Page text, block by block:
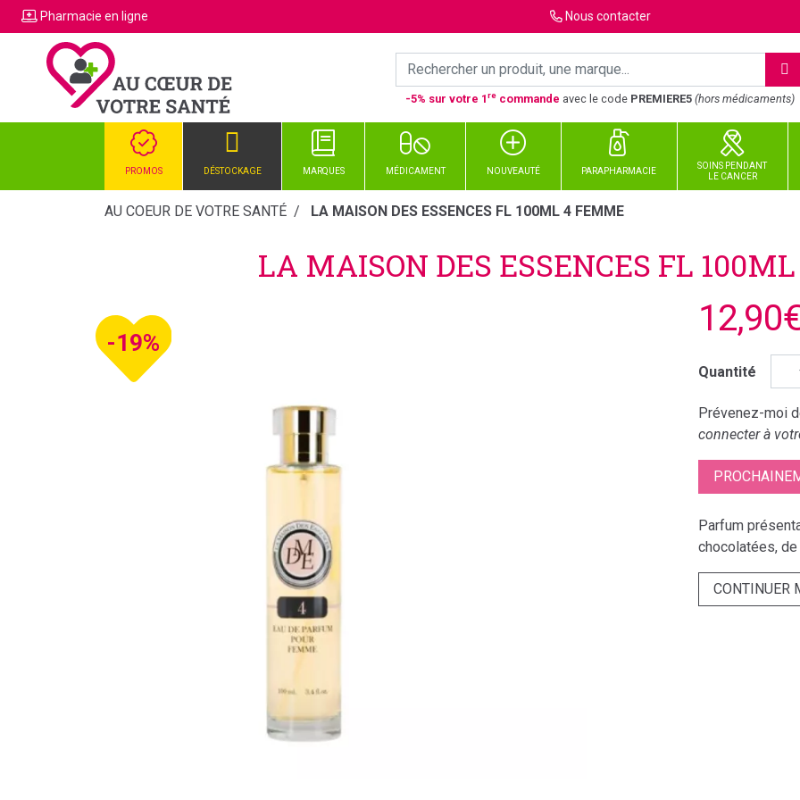
Pharmacie en ligne Nous contacter
-5% sur votre 1re commande avec le code PREMIERE5 (hors médicaments)
PROMOS DÉSTOCKAGE MARQUES MÉDICAMENT NOUVEAUTÉ PARAPHARMACIE
SOINS PENDANT
LE CANCER
AU COEUR DE VOTRE SANTÉ LA MAISON DES ESSENCES FL 100ML 4 FEMME
LA MAISON DES ESSENCES FL
-19%
Quantité
Prévenez-moi
connecter à
Parfum
chocolatées,
CONTINUER